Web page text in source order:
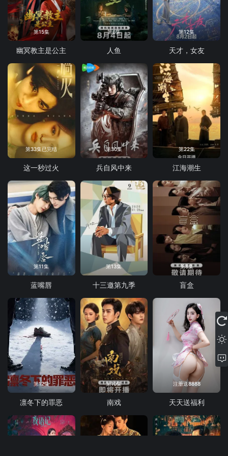
第15集
幽冥教主是公主
第6集
人鱼
第12集
天才，女友
第33集已完结
这一秒过火
第30集
兵自风中来
第22集
江海潮生
第11集
蓝嘴唇
第13集
十三邀第九季
第8集
盲盒
第12集
凛冬下的罪恶
第10集
南戏
注册送8888
天天送福利